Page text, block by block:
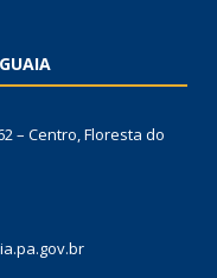
– Centro, Floresta do